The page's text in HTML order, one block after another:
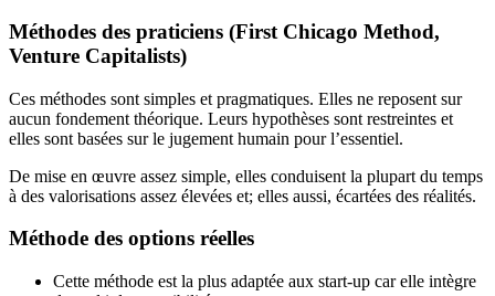
Méthodes des praticiens (First Chicago Method,
Venture Capitalists)
Ces méthodes sont simples et pragmatiques. Elles ne reposent sur
aucun fondement théorique. Leurs hypothèses sont restreintes et
elles sont basées sur le jugement humain pour l’essentiel.
De mise en œuvre assez simple, elles conduisent la plupart du temps
à des valorisations assez élevées et; elles aussi, écartées des réalités.
Méthode des options réelles
Cette méthode est la plus adaptée aux start-up car elle intègre